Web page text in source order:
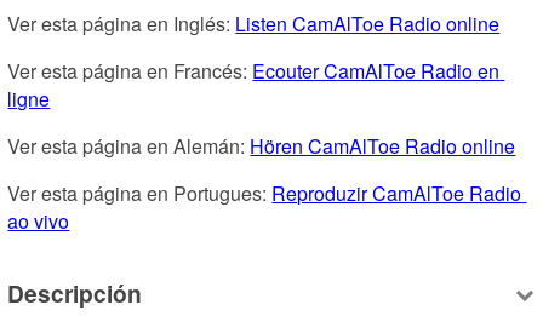
Ver esta página en Inglés: Listen CamAlToe Radio online
Ver esta página en Francés: Ecouter CamAlToe Radio en
ligne
Ver esta página en Alemán: Hören CamAlToe Radio online
Ver esta página en Portugues: Reproduzir CamAlToe Radio
ao vivo
Descripción